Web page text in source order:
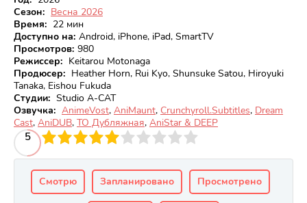
Сезон: Весна 2026
Время: 22 мин
Доступно на: Android, iPhone, iPad, SmartTV
Просмотров: 980
Режиссер: Keitarou Motonaga
Продюсер: Heather Horn, Rui Kyo, Shunsuke Satou, Hiroyuki
Tanaka, Eishou Fukuda
Студии: Studio A-CAT
Озвучка: AnimeVost, AniMaunt, Crunchyroll.Subtitles, Dream
Cast, AniDUB, ТО Дубляжная, AniStar & DEEP
5
4 5 6 7 8 9 10
Смотрю Запланировано Просмотрено